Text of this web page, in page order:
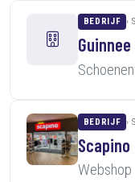
BEDRIJF
BEDRIJF
Scapino